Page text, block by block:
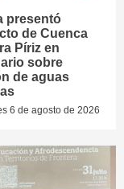
presentó
de Cuenca
Píriz en
sobre
de aguas
6 de agosto de 2026